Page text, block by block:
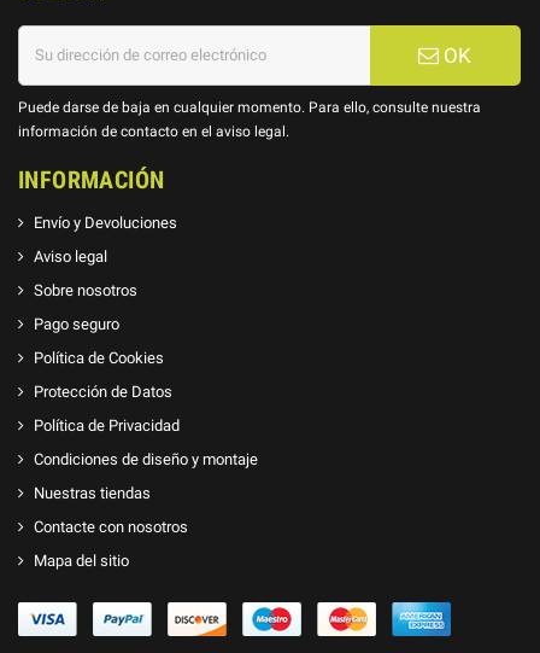
OK
Puede darse de baja en cualquier momento. Para ello, consulte nuestra
información de contacto en el aviso legal.
INFORMACIÓN
Envío y Devoluciones
Aviso legal
Sobre nosotros
Pago seguro
Política de Cookies
Protección de Datos
Política de Privacidad
Condiciones de diseño y montaje
Nuestras tiendas
Contacte con nosotros
Mapa del sitio